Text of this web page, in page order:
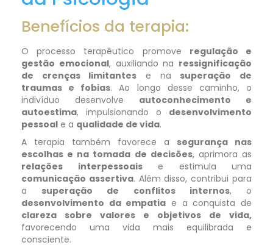
Benefícios da terapia:
O processo terapêutico promove regulação e
gestão emocional, auxiliando na ressignificação
de crenças limitantes e na superação de
traumas e fobias. Ao longo desse caminho, o
indivíduo desenvolve autoconhecimento e
autoestima, impulsionando o desenvolvimento
pessoal e a qualidade de vida.
A terapia também favorece a segurança nas
escolhas e na tomada de decisões, aprimora as
relações interpessoaise estimula uma
comunicação assertiva. Além disso, contribui para
a superação de conflitos internos, o
desenvolvimento da empatia e a conquista de
clareza sobre valores e objetivos de vida,
favorecendo uma vida mais equilibrada e
consciente.